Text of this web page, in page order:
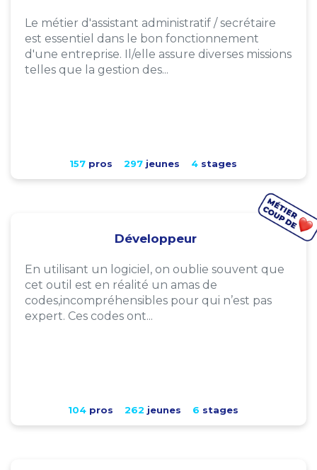
Le métier d'assistant administratif / secrétaire
est essentiel dans le bon fonctionnement
d'une entreprise. Il/elle assure diverses missions
telles que la gestion des...
157pros 297jeunes 4stages
Développeur
En utilisant un logiciel, on oublie souvent que
cet outil est en réalité un amas de
codes,incompréhensibles pour qui n’est pas
expert. Ces codes ont...
104pros 262 jeunes 6 stages